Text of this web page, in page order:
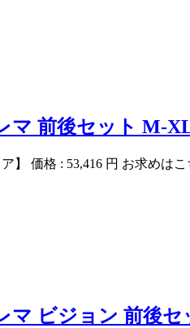
マ 前後セット M-
価格 : 53,416 円 お求めは
マ ビジョン 前後